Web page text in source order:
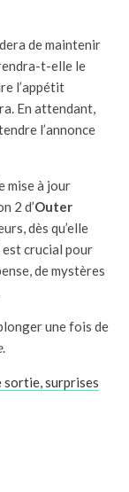
de maintenir
t-elle le
l’appétit
En attendant,
l’annonce
mise à jour
2 d’Outer
dès qu’elle
est crucial pour
de mystères
une fois de
.
sortie, surprises